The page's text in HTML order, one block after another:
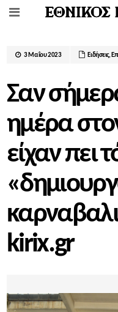
3 Μαΐου 2023 Ειδήσεις,
Σαν
ημέρα
είχαν πει
kirix.gr